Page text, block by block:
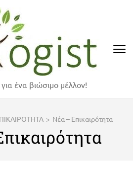
ένα βιώσιμο μέλλον!
> Νέα – Επικαιρότητα